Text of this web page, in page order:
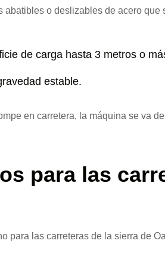
abatibles o deslizables de acero
de carga hasta 3 metros o
estable.
en carretera, la máquina se va
para las
para las carreteras de la sierra de